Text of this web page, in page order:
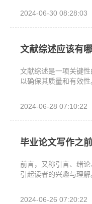
2024-06-30 08:28:03
文献综述应该有哪
文献综述是一项关键
以确保其质量和有效性
2024-06-28 07:10:22
毕业论文写作之
前言，又称引言、绪
引起读者的兴趣与理解
2024-06-26 07:20:22